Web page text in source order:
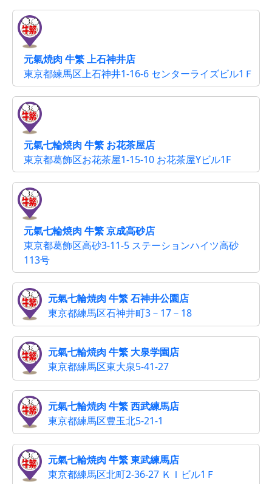
元氣焼肉 牛繁 上石神井店
東京都練馬区上石神井1-16-6 センターライズビル1Ｆ
元氣七輪焼肉 牛繁 お花茶屋店
東京都葛飾区お花茶屋1-15-10 お花茶屋Yビル1F
元氣七輪焼肉 牛繁 京成高砂店
東京都葛飾区高砂3-11-5 ステーションハイツ高砂
113号
元氣七輪焼肉 牛繁 石神井公園店
東京都練馬区石神井町3－17－18
元氣七輪焼肉 牛繁 大泉学園店
東京都練馬区東大泉5-41-27
元氣七輪焼肉 牛繁 西武練馬店
東京都練馬区豊玉北5-21-1
元氣七輪焼肉 牛繁 東武練馬店
東京都練馬区北町2-36-27 ＫＩビル1Ｆ